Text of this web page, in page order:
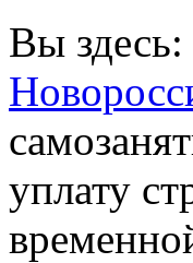
Вы здесь:
уплату